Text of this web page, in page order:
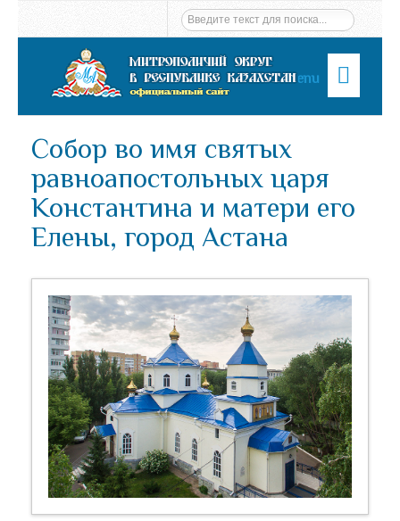
Menu
Собор во имя святых
равноапостольных царя
Константина и матери его
Елены, город Астана